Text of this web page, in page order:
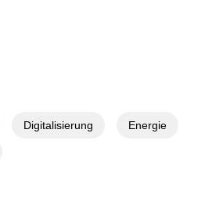
Digitalisierung Energie